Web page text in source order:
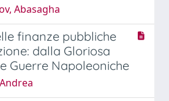
Abasagha
finanze pubbliche
dalla Gloriosa
Guerre Napoleoniche